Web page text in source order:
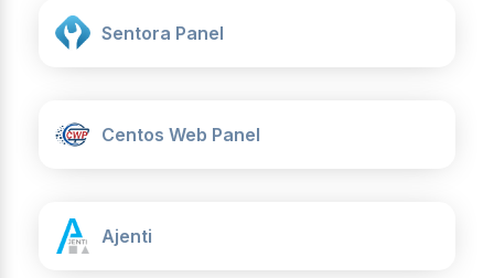
Sentora Panel
Centos Web Panel
Ajenti